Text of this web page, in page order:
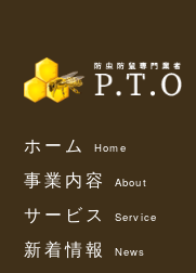
ホーム Home
事業内容 About
サービス Service
新着情報 News